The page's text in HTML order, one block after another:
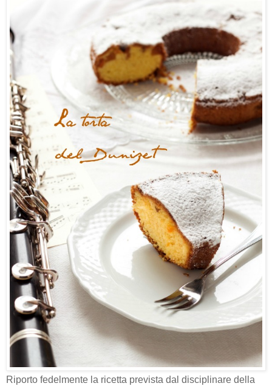
Riporto fedelmente la ricetta prevista dal disciplinare della